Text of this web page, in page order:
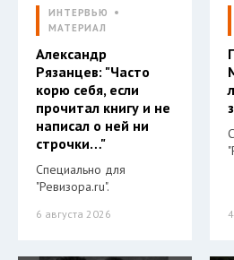
ИНТЕРВЬЮ
МАТЕРИАЛ
Александр
Рязанцев: "Часто
корю себя, если
прочитал книгу и не
написал о ней ни
строчки…"
Специально для
"Ревизора.ru".
6 августа 2026